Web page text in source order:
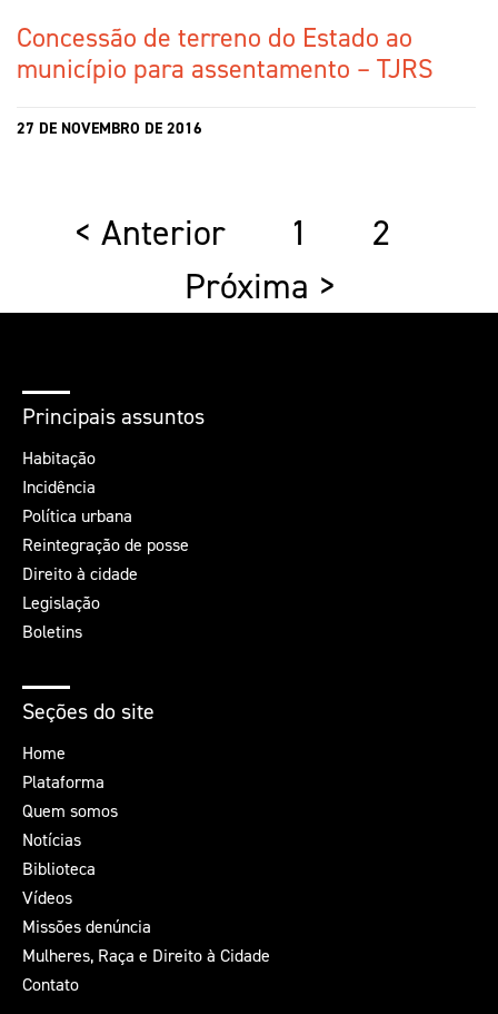
Concessão de terreno do Estado ao
município para assentamento – TJRS
27 DE NOVEMBRO DE 2016
< Anterior 1
2
Próxima >
Principais assuntos
Habitação
Incidência
Política urbana
Reintegração de posse
Direito à cidade
Legislação
Boletins
Seções do site
Home
Plataforma
Quem somos
Notícias
Biblioteca
Vídeos
Missões denúncia
Mulheres, Raça e Direito à Cidade
Contato